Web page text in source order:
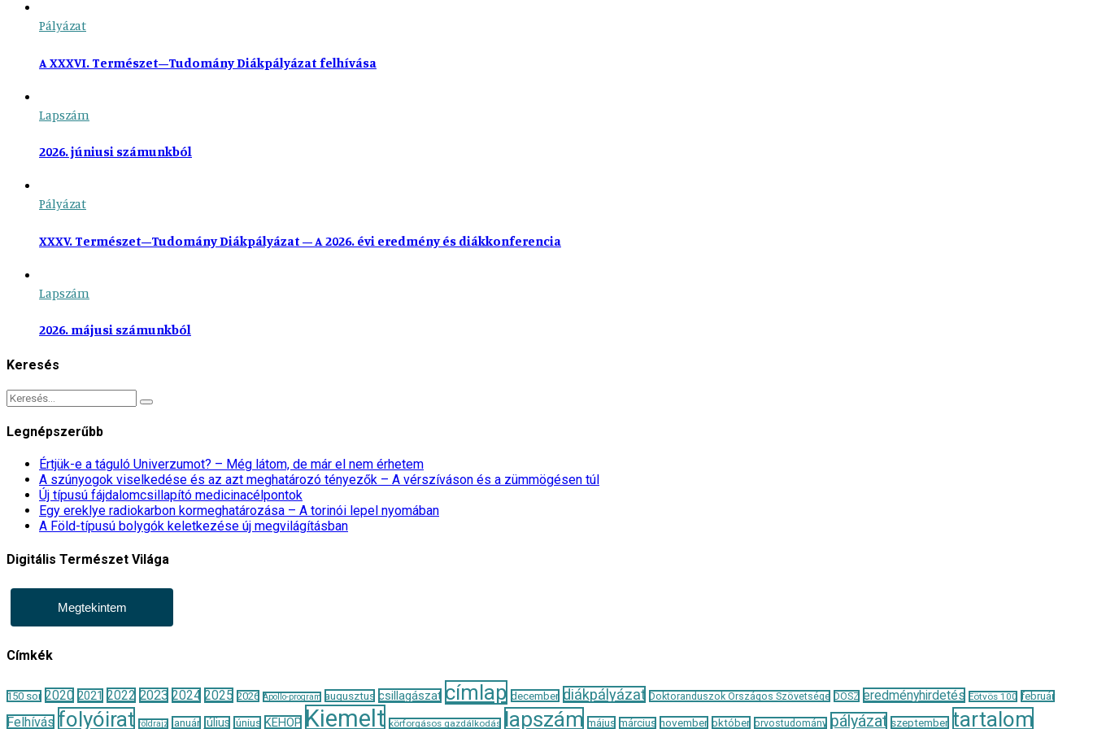
Pályázat
A XXXVI. Természet–Tudomány Diákpályázat felhívása
Lapszám
2026. júniusi számunkból
Pályázat
XXXV. Természet–Tudomány Diákpályázat – A 2026. évi eredmény és diákkonferencia
Lapszám
2026. májusi számunkból
Keresés
Legnépszerűbb
Értjük-e a táguló Univerzumot? – Még látom, de már el nem érhetem
A szúnyogok viselkedése és az azt meghatározó tényezők – A vérszíváson és a zümmögésen túl
Új típusú fájdalomcsillapító medicinacélpontok
Egy ereklye radiokarbon kormeghatározása – A torinói lepel nyomában
A Föld-típusú bolygók keletkezése új megvilágításban
Digitális Természet Világa
Megtekintem
Címkék
150 sor 2020 2021 2022 2023 2024 2025 2026 Apollo-program augusztus csillagászat címlap december diákpályázat Doktoranduszok Országos Szövetsége DOSZ eredményhirdetés Eötvös 100 február
Felhívás folyóirat földrajz január július június KEHOP Kiemelt körforgásos gazdálkodás lapszám május március november október orvostudomány pályázat szeptember tartalom